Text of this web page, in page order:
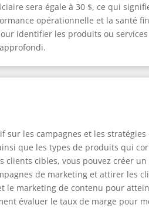
sera égale à 30 $, ce qui
opérationnelle et la santé
identifier les produits ou
les campagnes et les
que les types de produits qui
cibles, vous pouvez créer
de marketing et attirer les
le marketing de contenu pour
évaluer le taux de marge pour